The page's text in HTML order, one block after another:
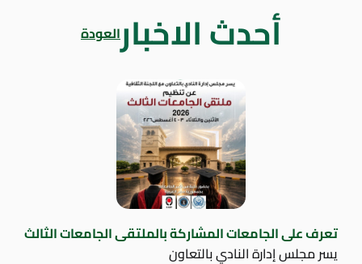
أحدث الاخبارالعودة
تعرف على الجامعات المشاركة بالملتقى الجامعات الثالث
يسر مجلس إدارة النادي بالتعاون